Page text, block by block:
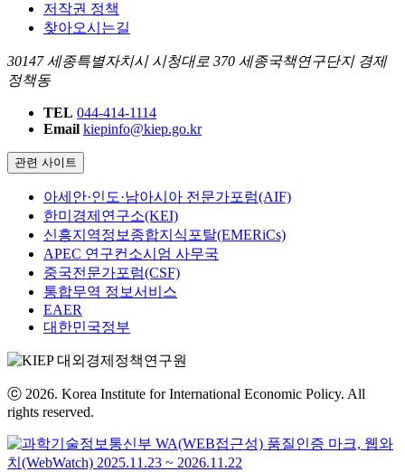
저작권 정책
찾아오시는길
30147 세종특별자치시 시청대로 370 세종국책연구단지 경제
정책동
TEL 044-414-1114
Email kiepinfo@kiep.go.kr
관련 사이트
아세안·인도·남아시아 전문가포럼(AIF)
한미경제연구소(KEI)
신흥지역정보종합지식포탈(EMERiCs)
APEC 연구컨소시엄 사무국
중국전문가포럼(CSF)
통합무역 정보서비스
EAER
대한민국정부
ⓒ 2026. Korea Institute for International Economic Policy. All
rights reserved.